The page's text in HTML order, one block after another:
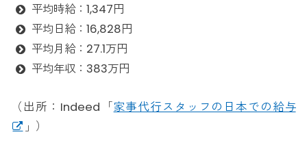
平均時給：1,347円
平均日給：16,828円
平均月給：27.1万円
平均年収：383万円
（出所：Indeed「家事代行スタッフの日本での給与
」）